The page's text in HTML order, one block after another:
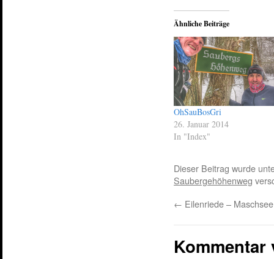
Ähnliche Beiträge
OhSauBosGri
26. Januar 2014
In "Index"
Dieser Beitrag wurde
Saubergehöhenweg
← Eilenriede – Maschsee
Kommentar